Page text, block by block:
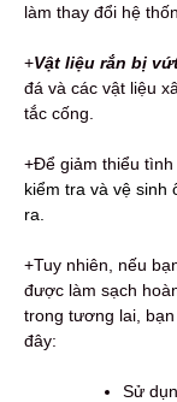
làm thay đổi hệ
+Vật liệu rắn bị
đá và các vật liệu
tắc cống.
+Để giảm thiểu tình
kiểm tra và vệ sinh
ra.
+Tuy nhiên, nếu
được làm sạch
trong tương lai,
đây:
Sử